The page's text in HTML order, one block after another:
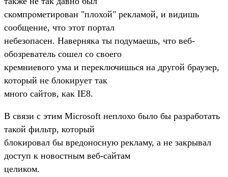
скомпрометирован "плохой" рекламой, и видишь
сообщение, что этот портал
небезопасен. Наверняка ты подумаешь, что веб-
обозреватель сошел со своего
кремниевого ума и переключишься на другой браузер,
который не блокирует так
много сайтов, как IE8.
В связи с этим Microsoft неплохо было бы разработать
такой фильтр, который
блокировал бы вредоносную рекламу, а не закрывал
доступ к новостным веб-сайтам
целиком.